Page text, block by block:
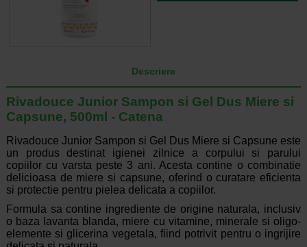
Descriere
Rivadouce Junior Sampon si Gel Dus Miere si
Capsune, 500ml - Catena
Rivadouce Junior Sampon si Gel Dus Miere si Capsune este
un produs destinat igienei zilnice a corpului si parului
copiilor cu varsta peste 3 ani. Acesta contine o combinatie
delicioasa de miere si capsune, oferind o curatare eficienta
si protectie pentru pielea delicata a copiilor.
Formula sa contine ingrediente de origine naturala, inclusiv
o baza lavanta blanda, miere cu vitamine, minerale si oligo-
elemente si glicerina vegetala, fiind potrivit pentru o ingrijire